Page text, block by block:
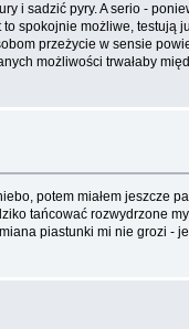
i sadzić pyry. A serio -
spokojnie możliwe,
przeżycie w sensie
możliwości trwałaby
potem miałem
tańcować rozwydrzone
piastunki mi nie grozi -